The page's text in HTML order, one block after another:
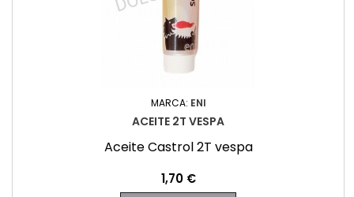
MARCA: ENI
ACEITE 2T VESPA
Aceite Castrol 2T vespa
Precio
1,70 €